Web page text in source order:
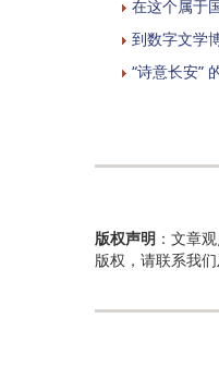
在这个属于
到数字文学
“诗意长安”
版权声明 ：文章
版权，请联系我